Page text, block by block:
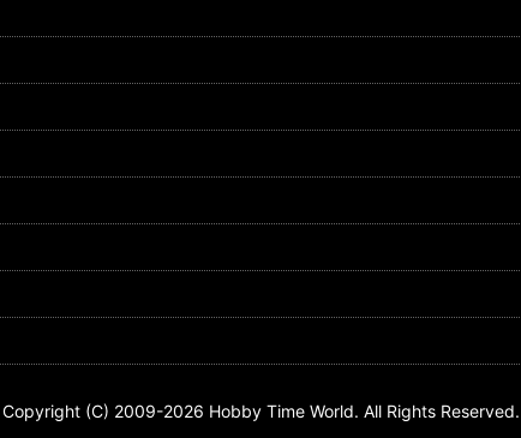
Copyright (C) 2009-2026 Hobby Time World. All Rights Reserved.